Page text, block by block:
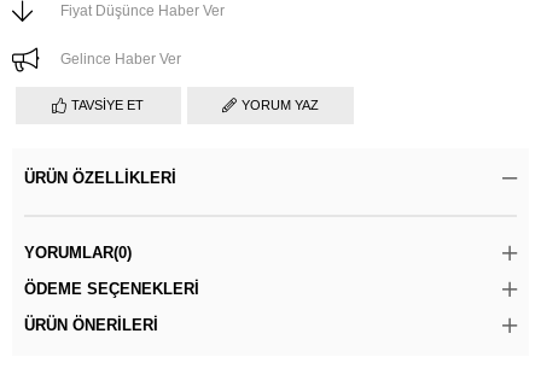
Fiyat Düşünce Haber Ver
Gelince Haber Ver
TAVSIYE ET YORUM YAZ
ÜRÜN ÖZELLIKLERI
YORUMLAR(0)
ÖDEME SEÇENEKLERI
ÜRÜN ÖNERILERI